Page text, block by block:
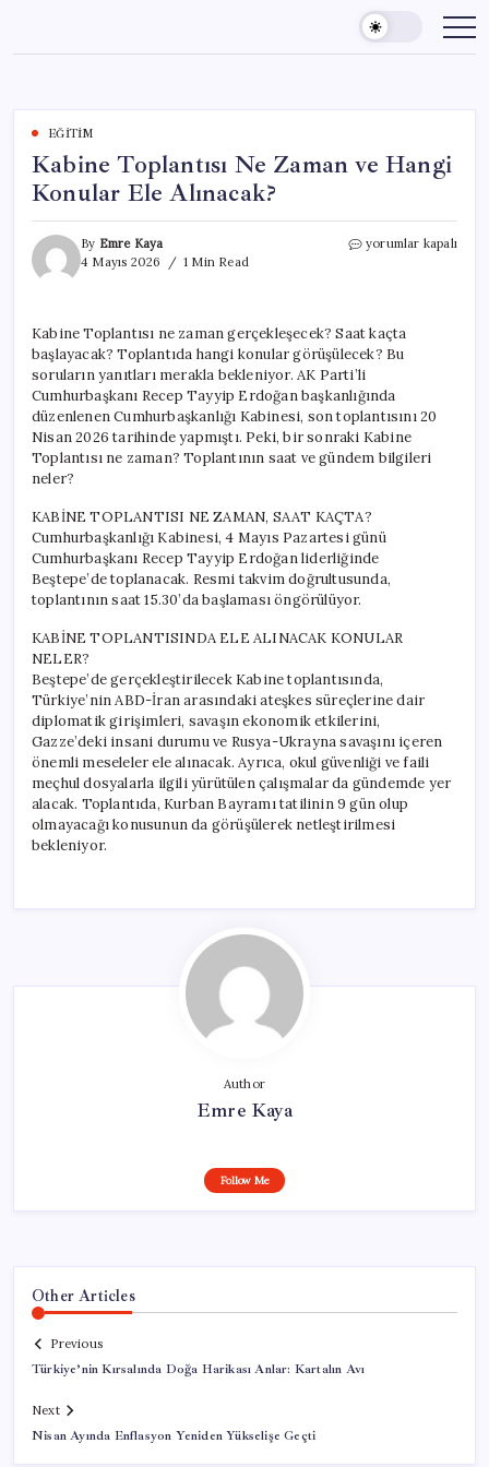
content
EĞITIM
Kabine Toplantısı Ne Zaman ve Hangi
Konular Ele Alınacak?
By Emre Kaya
4 Mayıs 2026
1 Min Read
Kabine
Hangi
Konular
Alınacak?
için
yorumlar kapalı
Kabine Toplantısı ne zaman gerçekleşecek? Saat kaçta
başlayacak? Toplantıda hangi konular görüşülecek? Bu
soruların yanıtları merakla bekleniyor. AK Parti’li
Cumhurbaşkanı Recep Tayyip Erdoğan başkanlığında
düzenlenen Cumhurbaşkanlığı Kabinesi, son toplantısını 20
Nisan 2026 tarihinde yapmıştı. Peki, bir sonraki Kabine
Toplantısı ne zaman? Toplantının saat ve gündem bilgileri
neler?
KABİNE TOPLANTISI NE ZAMAN, SAAT KAÇTA?
Cumhurbaşkanlığı Kabinesi, 4 Mayıs Pazartesi günü
Cumhurbaşkanı Recep Tayyip Erdoğan liderliğinde
Beştepe’de toplanacak. Resmi takvim doğrultusunda,
toplantının saat 15.30’da başlaması öngörülüyor.
KABİNE TOPLANTISINDA ELE ALINACAK KONULAR
NELER?
Beştepe’de gerçekleştirilecek Kabine toplantısında,
Türkiye’nin ABD-İran arasındaki ateşkes süreçlerine dair
diplomatik girişimleri, savaşın ekonomik etkilerini,
Gazze’deki insani durumu ve Rusya-Ukrayna savaşını içeren
önemli meseleler ele alınacak. Ayrıca, okul güvenliği ve faili
meçhul dosyalarla ilgili yürütülen çalışmalar da gündemde yer
alacak. Toplantıda, Kurban Bayramı tatilinin 9 gün olup
olmayacağı konusunun da görüşülerek netleştirilmesi
bekleniyor.
Author
Emre Kaya
Follow Me
Other Articles
Previous
Türkiye’nin Kırsalında Doğa Harikası Anlar: Kartalın Avı
Next
Nisan Ayında Enflasyon Yeniden Yükselişe Geçti